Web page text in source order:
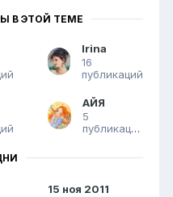
В ЭТОЙ ТЕМЕ
Irina
16
публикаций
АЙЯ
5
публикаций
15 ноя 2011